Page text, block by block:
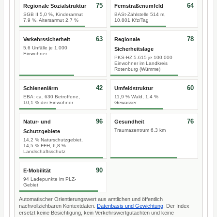
Regionale Sozialstruktur
SGB II 5,0 %, Kinderarmut
7,9 %, Altersarmut 2,7 %
75 Fernstraßenumfeld
BASt-Zählstelle 514 m,
10.801 Kfz/Tag
64
Verkehrssicherheit
5,6 Unfälle je 1.000
Einwohner
63
Regionale
Sicherheitslage
PKS-HZ 5.615 je 100.000
Einwohner im Landkreis
Rotenburg (Wümme)
78
Schienenlärm
EBA: ca. 630 Betroffene,
10,1 % der Einwohner
42 Umfeldstruktur
11,9 % Wald, 1,4 %
Gewässer
60
Natur- und
Schutzgebiete
14,2 % Naturschutzgebiet,
14,5 % FFH, 6,8 %
Landschaftsschutz
96 Gesundheit
Traumazentrum 6,3 km
76
E-Mobilität
94 Ladepunkte im PLZ-
Gebiet
90
Automatischer Orientierungswert aus amtlichen und öffentlich
nachvollziehbaren Kontextdaten. Datenbasis und Gewichtung . Der Index
ersetzt keine Besichtigung, kein Verkehrswertgutachten und keine